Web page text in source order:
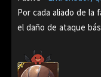
Por cada aliado de la
el daño de ataque